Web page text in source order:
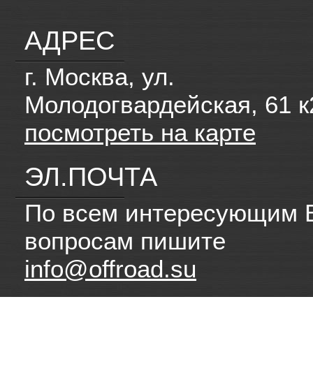
АДРЕС
г. Москва, ул.
Молодогвардейская, 61
посмотреть на карте
ЭЛ.ПОЧТА
По всем интересующим
вопросам пишите
info@offroad.su